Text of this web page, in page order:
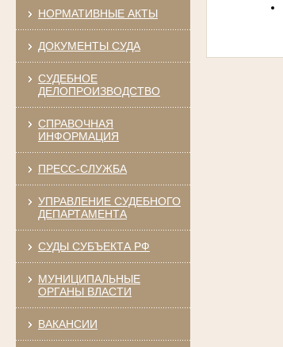
НОРМАТИВНЫЕ АКТЫ
ДОКУМЕНТЫ СУДА
СУДЕБНОЕ
ДЕЛОПРОИЗВОДСТВО
СПРАВОЧНАЯ
ИНФОРМАЦИЯ
ПРЕСС-СЛУЖБА
УПРАВЛЕНИЕ СУДЕБНОГО
ДЕПАРТАМЕНТА
СУДЫ СУБЪЕКТА РФ
МУНИЦИПАЛЬНЫЕ
ОРГАНЫ ВЛАСТИ
ВАКАНСИИ